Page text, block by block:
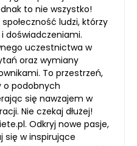
to nie wszystko!
ludzi, którzy
doświadczeniami.
uczestnictwa w
oraz wymiany
To przestrzeń,
o podobnych
się nawzajem w
Nie czekaj dłużej!
Odkryj nowe pasje,
się w inspirujące